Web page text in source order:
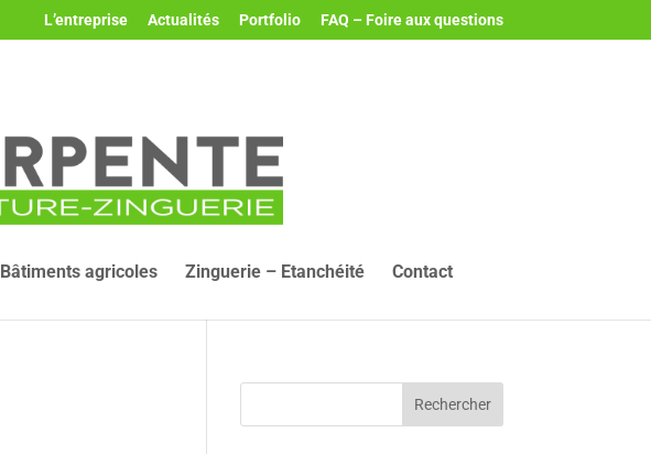
L’entreprise Actualités Portfolio FAQ – Foire aux questions
Bâtiments agricoles Zinguerie – Etanchéité Contact